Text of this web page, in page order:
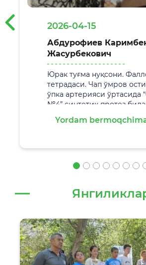
2026-04-15
Абдурофиев
Жасурбекович
Юрак туғма нуқсони.
тетрадаси. Чап ўмров
ўпка артерияси ўртасида
№4” синтетик протез
анастамоз қўйиш.
амалиёти 29.02.2026 йилда
оширилди.
Yordam
‹